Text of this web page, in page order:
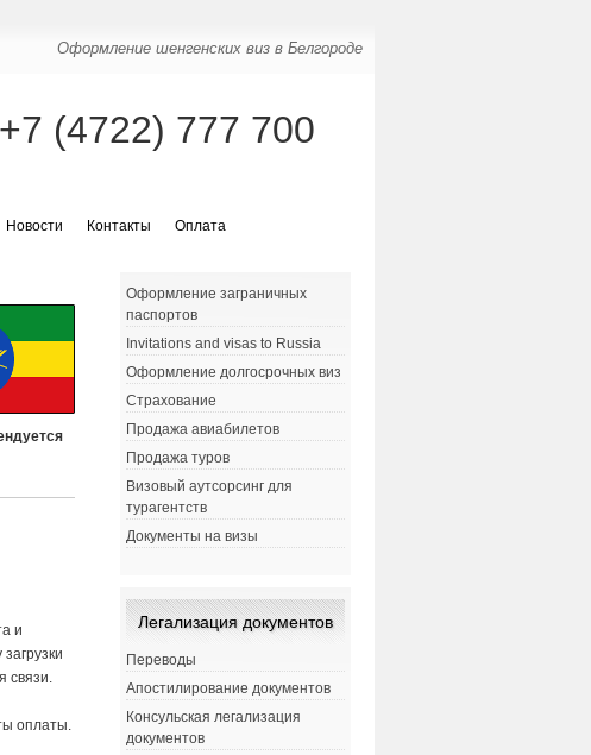
Оформление шенгенских виз в Белгороде
+7 (4722) 777 700
Новости Контакты Оплата
и
связи.
оплаты.
Оформление заграничных
паспортов
Invitations and visas to Russia
Оформление долгосрочных виз
Страхование
Продажа авиабилетов
Продажа туров
Визовый аутсорсинг для
турагентств
Документы на визы
Легализация документов
Переводы
Апостилирование документов
Консульская легализация
документов